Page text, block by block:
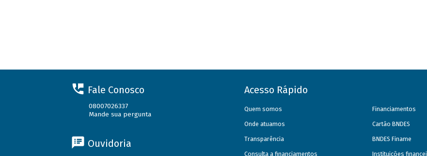
Fale Conosco
08007026337
Mande sua pergunta
Ouvidoria
Acesso Rápido
Quem somos
Onde atuamos
Transparência
Consulta a financiamentos
Financiamentos
Cartão BNDES
BNDES Finame
Instituições